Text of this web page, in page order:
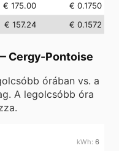
€ 175.00
€ 0.1750
€ 157.24 € 0.1572
Cergy-Pontoise
órában vs. a
A legolcsóbb óra
6